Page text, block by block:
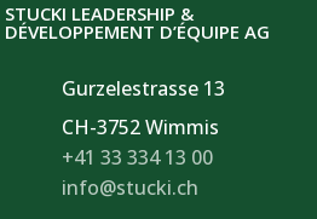
STUCKI LEADERSHIP &
DÉVELOPPEMENT D’ÉQUIPE AG
Gurzelestrasse 13
CH-3752 Wimmis
+41 33 334 13 00
info@stucki.ch